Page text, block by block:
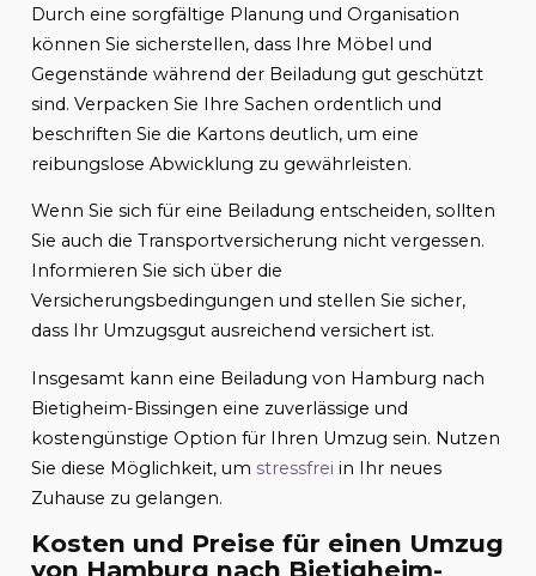
Durch eine sorgfältige Planung und Organisation
können Sie sicherstellen, dass Ihre Möbel und
Gegenstände während der Beiladung gut geschützt
sind. Verpacken Sie Ihre Sachen ordentlich und
beschriften Sie die Kartons deutlich, um eine
reibungslose Abwicklung zu gewährleisten.
Wenn Sie sich für eine Beiladung entscheiden, sollten
Sie auch die Transportversicherung nicht vergessen.
Informieren Sie sich über die
Versicherungsbedingungen und stellen Sie sicher,
dass Ihr Umzugsgut ausreichend versichert ist.
Insgesamt kann eine Beiladung von Hamburg nach
Bietigheim-Bissingen eine zuverlässige und
kostengünstige Option für Ihren Umzug sein. Nutzen
Sie diese Möglichkeit, um stressfrei in Ihr neues
Zuhause zu gelangen.
Kosten und Preise für einen Umzug
von Hamburg nach Bietigheim-